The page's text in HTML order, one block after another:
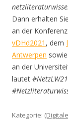
Dann erhalten
an der
vDHd2021 , dem
Antwerpen
an der
lautet #NetzLW21
Kategorie: